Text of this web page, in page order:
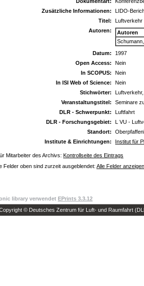
Zusätzliche Informationen:
LIDO-
Titel:
Luftverkehr
Autoren:
Autoren
Schumann,
Datum:
1997
Open Access:
Nein
In SCOPUS:
Nein
In ISI Web of Science:
Nein
Stichwörter:
Veranstaltungstitel:
Seminare
DLR - Schwerpunkt:
Luftfahrt
DLR - Forschungsgebiet:
L VU -
Standort:
Institute & Einrichtungen:
Institut für
Mitarbeiter des Archivs: Kontrollseite des Eintrags
Felder oben sind zurzeit ausgeblendet: Alle Felder anzeigen
library verwendet EPrints 3.3.12
© Deutsches Zentrum für Luft- und Raumfahrt